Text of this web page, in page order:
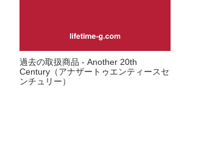
過去の取扱商品 - Another 20th
Century（アナザートゥエンティースセ
ンチュリー）